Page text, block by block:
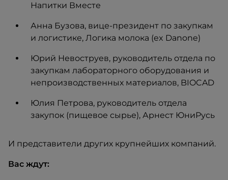
Напитки Вместе
Анна Бузова, вице-президент по закупкам
и логистике, Логика молока (ex Danone)
Юрий Невоструев, руководитель отдела по
закупкам лабораторного оборудования и
непроизводственных материалов, BIOCAD
Юлия Петрова, руководитель отдела
закупок (пищевое сырье), Арнест ЮниРусь
И представители других крупнейших компаний.
Вас ждут: